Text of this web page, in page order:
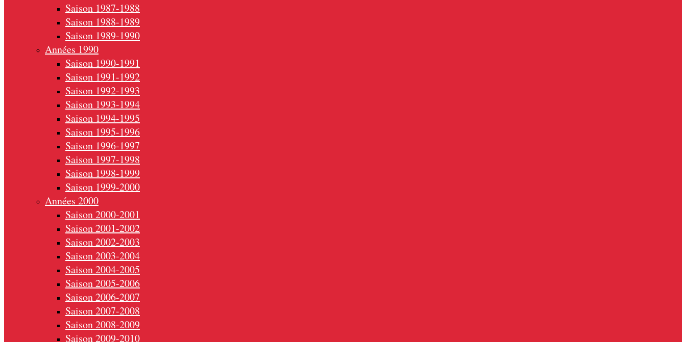
Saison 1987-1988
Saison 1988-1989
Saison 1989-1990
Années 1990
Saison 1990-1991
Saison 1991-1992
Saison 1992-1993
Saison 1993-1994
Saison 1994-1995
Saison 1995-1996
Saison 1996-1997
Saison 1997-1998
Saison 1998-1999
Saison 1999-2000
Années 2000
Saison 2000-2001
Saison 2001-2002
Saison 2002-2003
Saison 2003-2004
Saison 2004-2005
Saison 2005-2006
Saison 2006-2007
Saison 2007-2008
Saison 2008-2009
Saison 2009-2010